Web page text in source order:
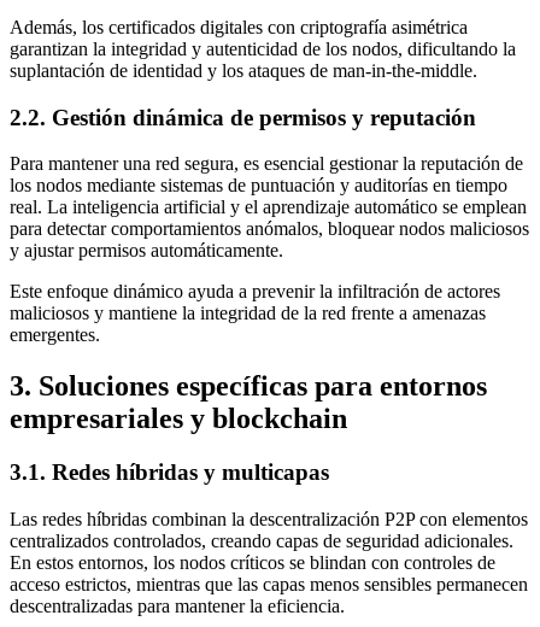
Además, los certificados digitales con criptografía asimétrica
garantizan la integridad y autenticidad de los nodos, dificultando la
suplantación de identidad y los ataques de man-in-the-middle.
2.2. Gestión dinámica de permisos y reputación
Para mantener una red segura, es esencial gestionar la reputación de
los nodos mediante sistemas de puntuación y auditorías en tiempo
real. La inteligencia artificial y el aprendizaje automático se emplean
para detectar comportamientos anómalos, bloquear nodos maliciosos
y ajustar permisos automáticamente.
Este enfoque dinámico ayuda a prevenir la infiltración de actores
maliciosos y mantiene la integridad de la red frente a amenazas
emergentes.
3. Soluciones específicas para entornos
empresariales y blockchain
3.1. Redes híbridas y multicapas
Las redes híbridas combinan la descentralización P2P con elementos
centralizados controlados, creando capas de seguridad adicionales.
En estos entornos, los nodos críticos se blindan con controles de
acceso estrictos, mientras que las capas menos sensibles permanecen
descentralizadas para mantener la eficiencia.